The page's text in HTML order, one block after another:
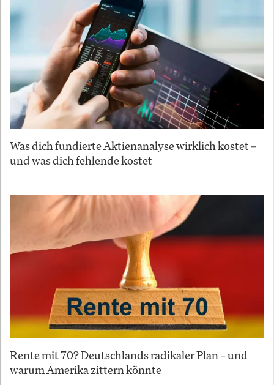
Was dich fundierte Aktienanalyse wirklich kostet –
und was dich fehlende kostet
Rente mit 70? Deutschlands radikaler Plan – und
warum Amerika zittern könnte